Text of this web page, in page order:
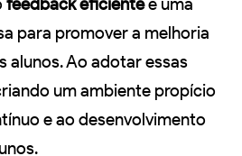
para promover a melhoria
alunos. Ao adotar essas
um ambiente propício
e ao desenvolvimento